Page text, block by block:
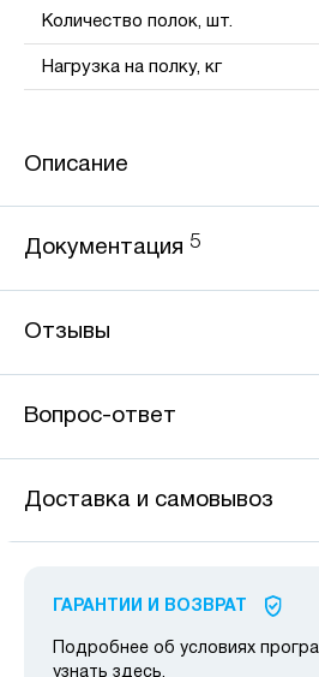
Количество полок, шт.
Нагрузка на полку, кг
Описание
Документация 5
Отзывы
Вопрос-ответ
Доставка и самовывоз
ГАРАНТИИ И ВОЗВРАТ
Подробнее об условиях
узнать здесь.